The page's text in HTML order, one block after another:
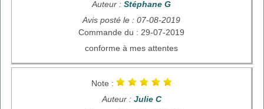
Auteur : Stéphane G
Avis posté le : 07-08-2019
Commande du : 29-07-2019
conforme à mes attentes
Note :
Auteur : Julie C